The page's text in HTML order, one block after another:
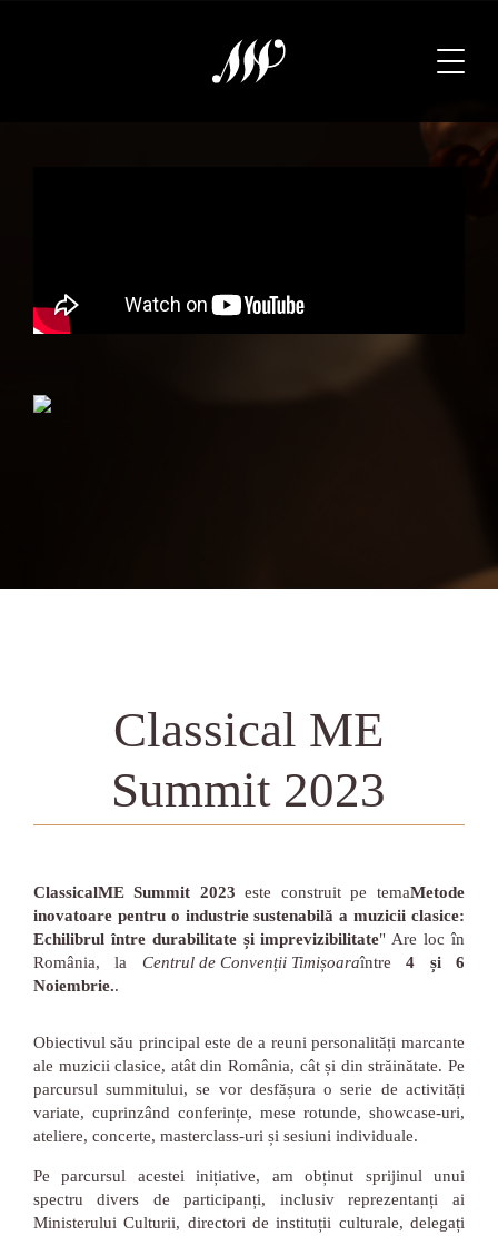
Classical ME
Summit 2023
ClassicalME Summit 2023 este construit pe temaMetode
inovatoare pentru o industrie sustenabilă a muzicii clasice:
Echilibrul între durabilitate și imprevizibilitate" Are loc în
România, la Centrul de Convenții Timișoaraîntre4 și 6
Noiembrie..
Obiectivul său principal este de a reuni personalități marcante
ale muzicii clasice, atât din România, cât și din străinătate. Pe
parcursul summitului, se vor desfășura o serie de activități
variate, cuprinzând conferințe, mese rotunde, showcase-uri,
ateliere, concerte, masterclass-uri și sesiuni individuale.
Pe parcursul acestei inițiative, am obținut sprijinul unui
spectru divers de participanți, inclusiv reprezentanți ai
Ministerului Culturii, directori de instituții culturale, delegați